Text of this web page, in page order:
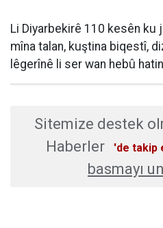
Li Diyarbekirê 110 kesên ku
mîna talan, kuştina biqestî,
lêgerînê li ser wan hebû
Sitemize destek
Haberler
'de takip
basmayı